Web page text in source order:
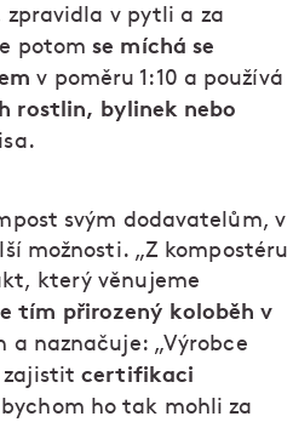
v pytli a za
potomse míchá se
v poměru 1:10 a používá
rostlin, bylinek nebo
svým dodavatelům, v
možnosti. „Z kompostéru
který věnujeme
tím přirozený koloběh v
a naznačuje: „Výrobce
zajistitcertifikaci
ho tak mohli za